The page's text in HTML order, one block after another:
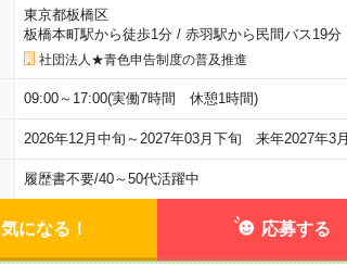
東京都板橋区
板橋本町駅から徒歩1分/ 赤羽駅から民間バス19分
社団法人★青色申告制度の普及推進
09:00～17:00(実働7時間 休憩1時間)
2026年12月中旬～2027年03月下旬 来年2027年
履歴書不要/40～50代活躍中
気になる！ 応募する